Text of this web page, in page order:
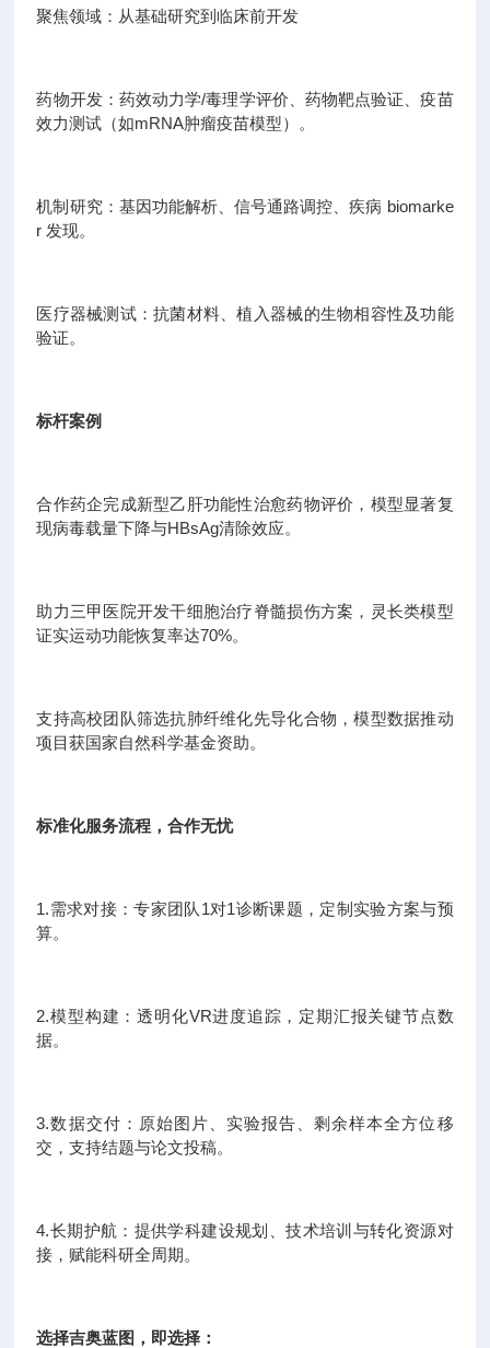
聚焦领域：从基础研究到临床前开发
药物开发：药效动力学/毒理学评价、药物靶点验证、疫苗
效力测试（如mRNA肿瘤疫苗模型）。
机制研究：基因功能解析、信号通路调控、疾病 biomarke
r 发现。
医疗器械测试：抗菌材料、植入器械的生物相容性及功能
验证。
标杆案例
合作药企完成新型乙肝功能性治愈药物评价，模型显著复
现病毒载量下降与HBsAg清除效应。
助力三甲医院开发干细胞治疗脊髓损伤方案，灵长类模型
证实运动功能恢复率达70%。
支持高校团队筛选抗肺纤维化先导化合物，模型数据推动
项目获国家自然科学基金资助。
标准化服务流程，合作无忧
1.需求对接：专家团队1对1诊断课题，定制实验方案与预
算。
2.模型构建：透明化VR进度追踪，定期汇报关键节点数
据。
3.数据交付：原始图片、实验报告、剩余样本全方位移
交，支持结题与论文投稿。
4.长期护航：提供学科建设规划、技术培训与转化资源对
接，赋能科研全周期。
选择吉奥蓝图，即选择：